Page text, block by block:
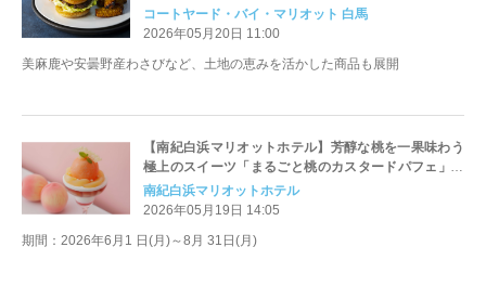
信州の郷土食“おやき”を大胆にアレンジ「信州おやき
バーガー」を発売
コートヤード・バイ・マリオット 白馬
2026年05月20日 11:00
美麻鹿や安曇野産わさびなど、土地の恵みを活かした商品も展開
【南紀白浜マリオットホテル】芳醇な桃を一果味わう
極上のスイーツ「まるごと桃のカスタードパフェ」を
発売
南紀白浜マリオットホテル
2026年05月19日 14:05
期間：2026年6月1 日(月)～8月 31日(月)